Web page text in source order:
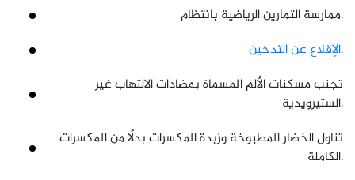
ممارسة التمارين الرياضية بانتظام.
الإقلاع عن التدخين.
تجنب مسكنات الألم المسماة بمضادات الالتهاب غير
الستيرويدية.
تناول الخضار المطبوخة وزبدة المكسرات بدلًا من المكسرات
الكاملة.